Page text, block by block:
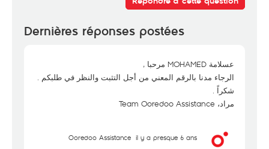
Dernières réponses postées
عسلامة MOHAMED مرحبا ,
الرجاء مدنا بالرقم المعني من أجل التثبت والنظر في طلبكم .
شكراً .
مراد، Team Ooredoo Assistance
Ooredoo Assistance il y a presque 6 ans